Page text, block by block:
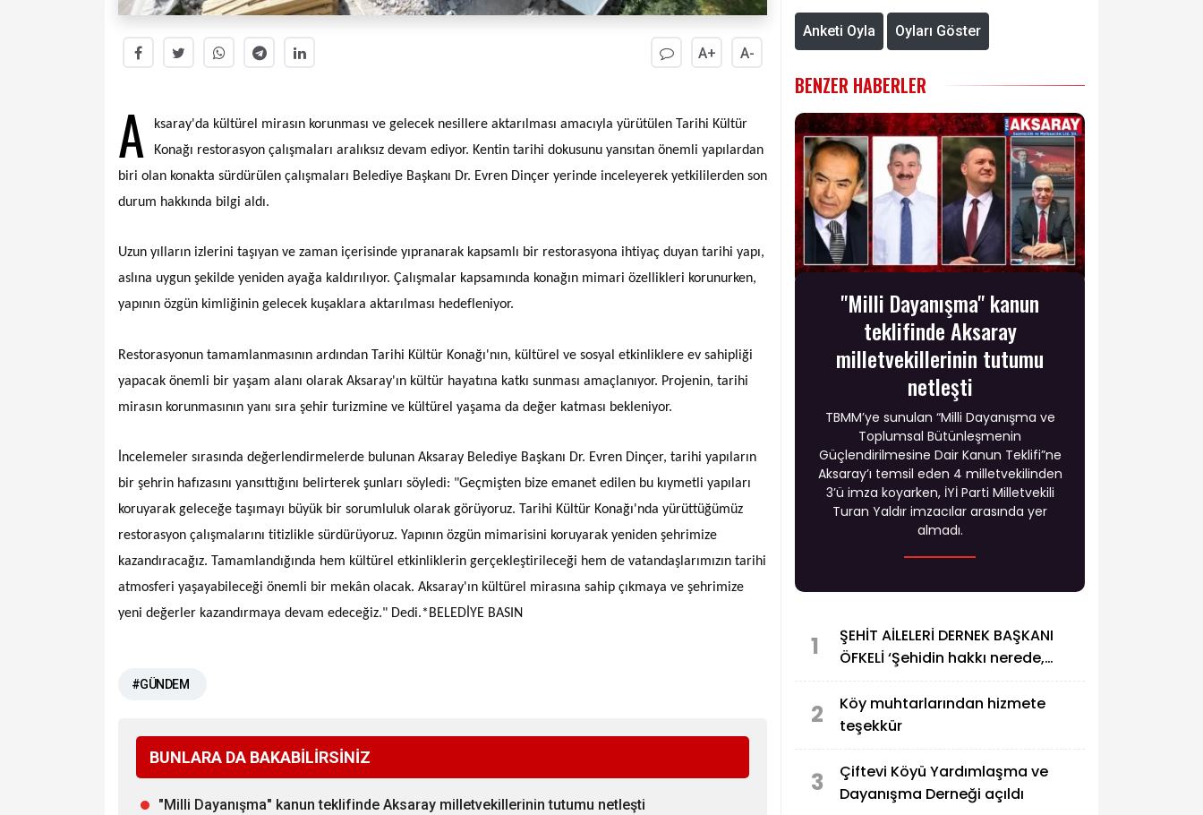
A+ A-
A
ksaray'da kültürel mirasın korunması ve gelecek nesillere aktarılması amacıyla yürütülen Tarihi Kültür
Konağı restorasyon çalışmaları aralıksız devam ediyor. Kentin tarihi dokusunu yansıtan önemli yapılardan
biri olan konakta sürdürülen çalışmaları Belediye Başkanı Dr. Evren Dinçer yerinde inceleyerek yetkililerden son
durum hakkında bilgi aldı.
Uzun yılların izlerini taşıyan ve zaman içerisinde yıpranarak kapsamlı bir restorasyona ihtiyaç duyan tarihi yapı,
aslına uygun şekilde yeniden ayağa kaldırılıyor. Çalışmalar kapsamında konağın mimari özellikleri korunurken,
yapının özgün kimliğinin gelecek kuşaklara aktarılması hedefleniyor.
Restorasyonun tamamlanmasının ardından Tarihi Kültür Konağı'nın, kültürel ve sosyal etkinliklere ev sahipliği
yapacak önemli bir yaşam alanı olarak Aksaray'ın kültür hayatına katkı sunması amaçlanıyor. Projenin, tarihi
mirasın korunmasının yanı sıra şehir turizmine ve kültürel yaşama da değer katması bekleniyor.
İncelemeler sırasında değerlendirmelerde bulunan Aksaray Belediye Başkanı Dr. Evren Dinçer, tarihi yapıların
bir şehrin hafızasını yansıttığını belirterek şunları söyledi: "Geçmişten bize emanet edilen bu kıymetli yapıları
koruyarak geleceğe taşımayı büyük bir sorumluluk olarak görüyoruz. Tarihi Kültür Konağı'nda yürüttüğümüz
restorasyon çalışmalarını titizlikle sürdürüyoruz. Yapının özgün mimarisini koruyarak yeniden şehrimize
kazandıracağız. Tamamlandığında hem kültürel etkinliklerin gerçekleştirileceği hem de vatandaşlarımızın tarihi
atmosferi yaşayabileceği önemli bir mekân olacak. Aksaray'ın kültürel mirasına sahip çıkmaya ve şehrimize
yeni değerler kazandırmaya devam edeceğiz." Dedi.*BELEDİYE BASIN
#GÜNDEM
BUNLARA DA BAKABİLİRSİNİZ
"Milli Dayanışma" kanun teklifinde Aksaray milletvekillerinin tutumu netleşti
Anketi Oyla Oyları Göster
BENZER HABERLER
"Milli Dayanışma" kanun
teklifinde Aksaray
milletvekillerinin tutumu
netleşti
TBMM’ye sunulan “Milli Dayanışma ve
Toplumsal Bütünleşmenin
Güçlendirilmesine Dair Kanun Teklifi”ne
Aksaray’ı temsil eden 4 milletvekilinden
3’ü imza koyarken, İYİ Parti Milletvekili
Turan Yaldır imzacılar arasında yer
almadı.
1
ŞEHİT AİLELERİ DERNEK BAŞKANI
ÖFKELİ ‘Şehidin hakkı nerede,
2
Köy muhtarlarından hizmete
teşekkür
3
Çiftevi Köyü Yardımlaşma ve
Dayanışma Derneği açıldı